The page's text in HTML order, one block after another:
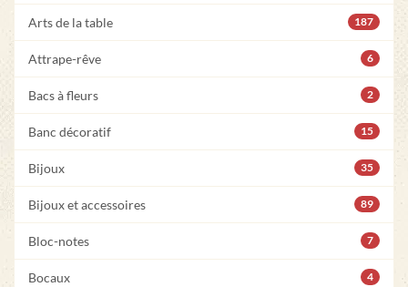
Arts de la table 187
Attrape-rêve 6
Bacs à fleurs 2
Banc décoratif 15
Bijoux 35
Bijoux et accessoires 89
Bloc-notes 7
Bocaux 4